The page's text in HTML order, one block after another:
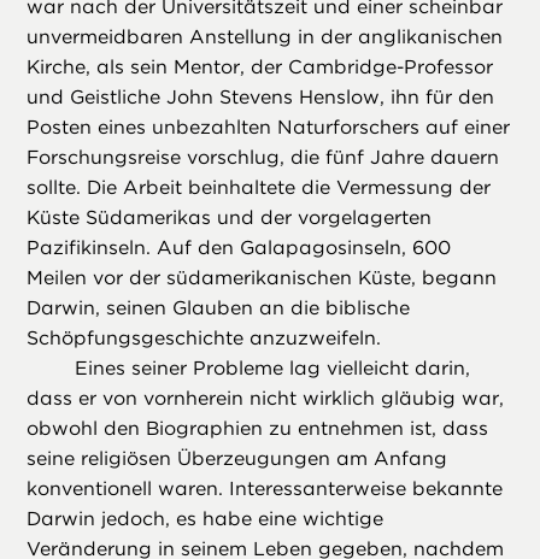
war nach der Universitätszeit und einer scheinbar
unvermeidbaren Anstellung in der anglikanischen
Kirche, als sein Mentor, der Cambridge-Professor
und Geistliche John Stevens Henslow, ihn für den
Posten eines unbezahlten Naturforschers auf einer
Forschungsreise vorschlug, die fünf Jahre dauern
sollte. Die Arbeit beinhaltete die Vermessung der
Küste Südamerikas und der vorgelagerten
Pazifikinseln. Auf den Galapagosinseln, 600
Meilen vor der südamerikanischen Küste, begann
Darwin, seinen Glauben an die biblische
Schöpfungsgeschichte anzuzweifeln.
Eines seiner Probleme lag vielleicht darin,
dass er von vornherein nicht wirklich gläubig war,
obwohl den Biographien zu entnehmen ist, dass
seine religiösen Überzeugungen am Anfang
konventionell waren. Interessanterweise bekannte
Darwin jedoch, es habe eine wichtige
Veränderung in seinem Leben gegeben, nachdem